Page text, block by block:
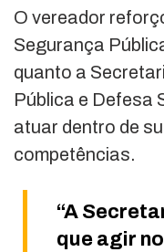
O vereador
Segurança
quanto a
Pública e Defesa
atuar dentro de
competências.
“A
que agir